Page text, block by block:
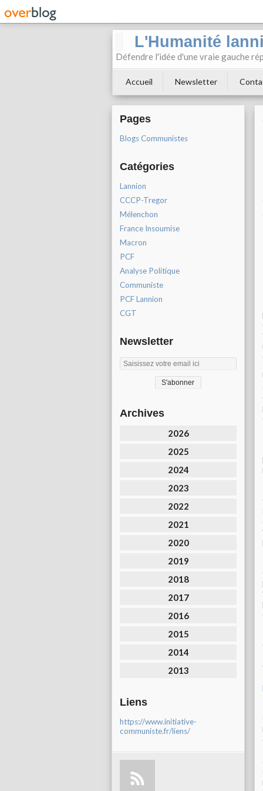
L'Humanité
Défendre l'idée d'une vraie gauche
Accueil Newsletter
Pages
Blogs Communistes
Catégories
Lannion
CCCP-Tregor
Mélenchon
France Insoumise
Macron
PCF
Analyse Politique
Communiste
PCF Lannion
CGT
Newsletter
Archives
2026
2025
2024
2023
2022
2021
2020
2019
2018
2017
2016
2015
2014
2013
Liens
https://www.initiative-
communiste.fr/liens/